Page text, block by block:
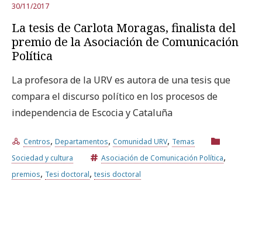
REPORTAJES
Ámbitos universitarios
Prueba la búsqueda avanzada
Suscríbete a los boletines electrónicos de la URV Agenda
30/11/2017
La tesis de Carlota Moragas, finalista del
premio de la Asociación de Comunicación
Política
La profesora de la URV es autora de una tesis que
compara el discurso político en los procesos de
independencia de Escocia y Cataluña
Centros, Departamentos, Comunidad URV, Temas
Sociedad y cultura
Asociación de Comunicación Política,
premios, Tesi doctoral, tesis doctoral